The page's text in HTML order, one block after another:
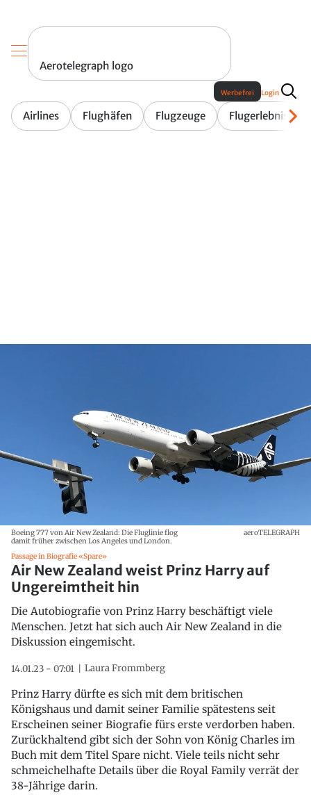
Aerotelegraph logo
Airlines Flughäfen Flugzeuge Flugerlebnis
Werbefrei Login
Boeing 777 von Air New Zealand: Die Fluglinie flog
damit früher zwischen Los Angeles und London.
aeroTELEGRAPH
Passage in Biografie «Spare»
Air New Zealand weist Prinz Harry auf
Ungereimtheit hin
Die Autobiografie von Prinz Harry beschäftigt viele
Menschen. Jetzt hat sich auch Air New Zealand in die
Diskussion eingemischt.
14.01.23 - 07:01 Laura Frommberg
Prinz Harry dürfte es sich mit dem britischen
Königshaus und damit seiner Familie spätestens seit
Erscheinen seiner Biografie fürs erste verdorben haben.
Zurückhaltend gibt sich der Sohn von König Charles im
Buch mit dem Titel Spare nicht. Viele teils nicht sehr
schmeichelhafte Details über die Royal Family verrät der
38-Jährige darin.